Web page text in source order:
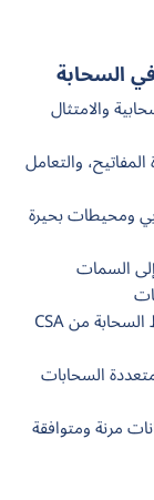
في السحابة
والامتثال
والتعامل
ومحيطات بحيرة
السمات
التدريب على مصفوفة ضوابط السحابة من CSA
السحابات
مرنة ومتوافقة